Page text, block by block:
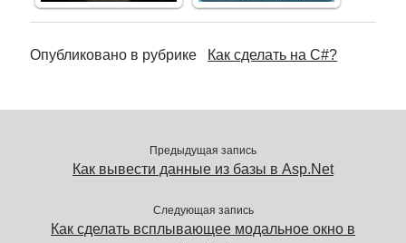
Опубликовано в рубрике Как сделать на C#?
Предыдущая запись
Как вывести данные из базы в Asp.Net
Следующая запись
Как сделать всплывающее модальное окно в